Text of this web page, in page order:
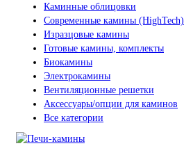
Каминные облицовки
Современные камины (HighTech)
Изразцовые камины
Готовые камины, комплекты
Биокамины
Электрокамины
Вентиляционные решетки
Аксессуары/опции для каминов
Все категории